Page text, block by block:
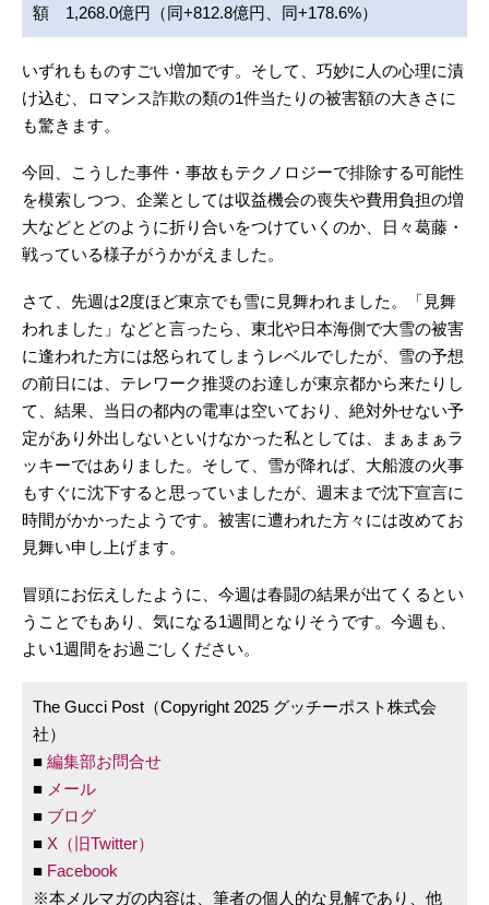
額 1,268.0億円（同+812.8億円、同+178.6%）
いずれもものすごい増加です。そして、巧妙に人の心理に漬
け込む、ロマンス詐欺の類の1件当たりの被害額の大きさに
も驚きます。
今回、こうした事件・事故もテクノロジーで排除する可能性
を模索しつつ、企業としては収益機会の喪失や費用負担の増
大などとどのように折り合いをつけていくのか、日々葛藤・
戦っている様子がうかがえました。
さて、先週は2度ほど東京でも雪に見舞われました。「見舞
われました」などと言ったら、東北や日本海側で大雪の被害
に逢われた方には怒られてしまうレベルでしたが、雪の予想
の前日には、テレワーク推奨のお達しが東京都から来たりし
て、結果、当日の都内の電車は空いており、絶対外せない予
定があり外出しないといけなかった私としては、まぁまぁラ
ッキーではありました。そして、雪が降れば、大船渡の火事
もすぐに沈下すると思っていましたが、週末まで沈下宣言に
時間がかかったようです。被害に遭われた方々には改めてお
見舞い申し上げます。
冒頭にお伝えしたように、今週は春闘の結果が出てくるとい
うことでもあり、気になる1週間となりそうです。今週も、
よい1週間をお過ごしください。
The Gucci Post（Copyright 2025 グッチーポスト株式会
社）
■ 編集部お問合せ
■ メール
■ ブログ
■ X（旧Twitter）
■ Facebook
※本メルマガの内容は、筆者の個人的な見解であり、他